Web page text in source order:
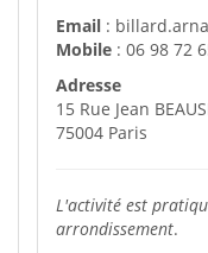
Email :
Mobile : 06 98 72
Adresse
15 Rue Jean
75004 Paris
L'activité est
arrondissement.